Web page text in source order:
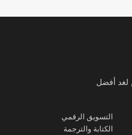
لغد أفضل
التسويق الرقمي
الكتابة والترجمة